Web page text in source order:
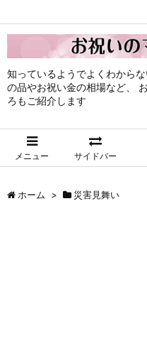
知っているようでよくわから
の品やお祝い金の相場など、
ろもご紹介します
メニュー サイドバー
ホーム > 災害見舞い